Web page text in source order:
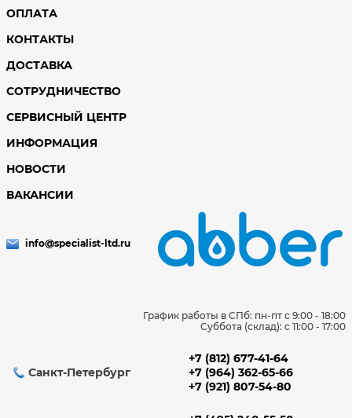
ОПЛАТА
КОНТАКТЫ
ДОСТАВКА
СОТРУДНИЧЕСТВО
СЕРВИСНЫЙ ЦЕНТР
ИНФОРМАЦИЯ
НОВОСТИ
ВАКАНСИИ
info@specialist-ltd.ru
График работы в СПб: пн-пт с 9:00 - 18:00
Суббота (склад): c 11:00 - 17:00
Санкт-Петербург
+7 (812) 677-41-64
+7 (964) 362-65-66
+7 (921) 807-54-80